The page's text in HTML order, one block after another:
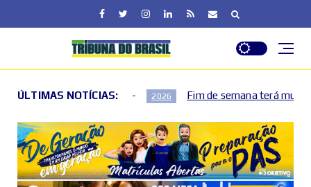
ÚLTIMAS NOTÍCIAS:
2026 Fim de semana terá mudanças no trânsito no Plano